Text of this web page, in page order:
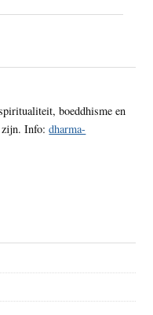
boeddhisme en
zijn. Info:dharma-